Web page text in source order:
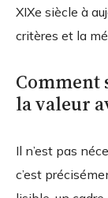
XIXe siècle à
critères et la
Comment
la valeur
Il n’est pas
c’est